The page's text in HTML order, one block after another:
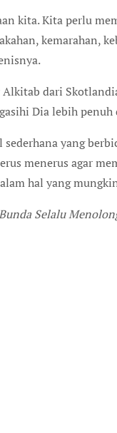
kita. Kita perlu
kemarahan,
dari
Dia lebih
yang
menerus agar
hal yang
Selalu